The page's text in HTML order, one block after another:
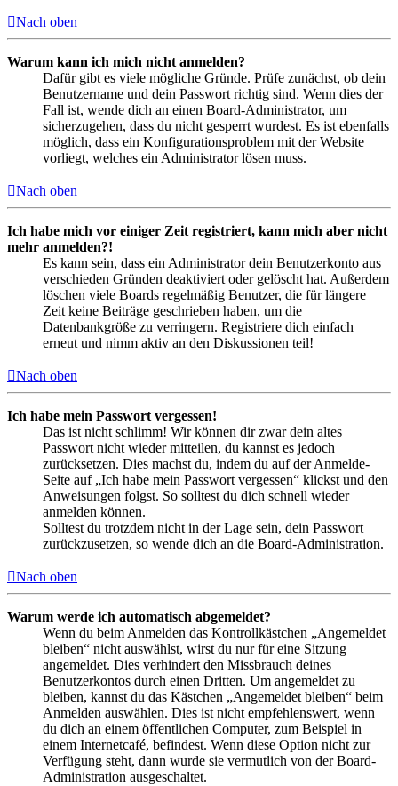
Nach oben
Warum kann ich mich nicht anmelden?
Dafür gibt es viele mögliche Gründe. Prüfe zunächst, ob dein
Benutzername und dein Passwort richtig sind. Wenn dies der
Fall ist, wende dich an einen Board-Administrator, um
sicherzugehen, dass du nicht gesperrt wurdest. Es ist ebenfalls
möglich, dass ein Konfigurationsproblem mit der Website
vorliegt, welches ein Administrator lösen muss.
Nach oben
Ich habe mich vor einiger Zeit registriert, kann mich aber nicht
mehr anmelden?!
Es kann sein, dass ein Administrator dein Benutzerkonto aus
verschieden Gründen deaktiviert oder gelöscht hat. Außerdem
löschen viele Boards regelmäßig Benutzer, die für längere
Zeit keine Beiträge geschrieben haben, um die
Datenbankgröße zu verringern. Registriere dich einfach
erneut und nimm aktiv an den Diskussionen teil!
Nach oben
Ich habe mein Passwort vergessen!
Das ist nicht schlimm! Wir können dir zwar dein altes
Passwort nicht wieder mitteilen, du kannst es jedoch
zurücksetzen. Dies machst du, indem du auf der Anmelde-
Seite auf „Ich habe mein Passwort vergessen“ klickst und den
Anweisungen folgst. So solltest du dich schnell wieder
anmelden können.
Solltest du trotzdem nicht in der Lage sein, dein Passwort
zurückzusetzen, so wende dich an die Board-Administration.
Nach oben
Warum werde ich automatisch abgemeldet?
Wenn du beim Anmelden das Kontrollkästchen „Angemeldet
bleiben“ nicht auswählst, wirst du nur für eine Sitzung
angemeldet. Dies verhindert den Missbrauch deines
Benutzerkontos durch einen Dritten. Um angemeldet zu
bleiben, kannst du das Kästchen „Angemeldet bleiben“ beim
Anmelden auswählen. Dies ist nicht empfehlenswert, wenn
du dich an einem öffentlichen Computer, zum Beispiel in
einem Internetcafé, befindest. Wenn diese Option nicht zur
Verfügung steht, dann wurde sie vermutlich von der Board-
Administration ausgeschaltet.